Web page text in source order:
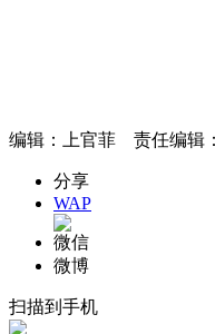
编辑：上官菲 责任编辑
分享
WAP
微信
微博
扫描到手机